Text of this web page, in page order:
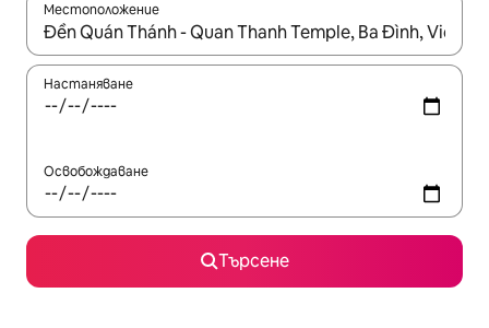
Местоположение
Когато резултатите се покажат, използвайте
Настаняване
Освобождаване
Търсене